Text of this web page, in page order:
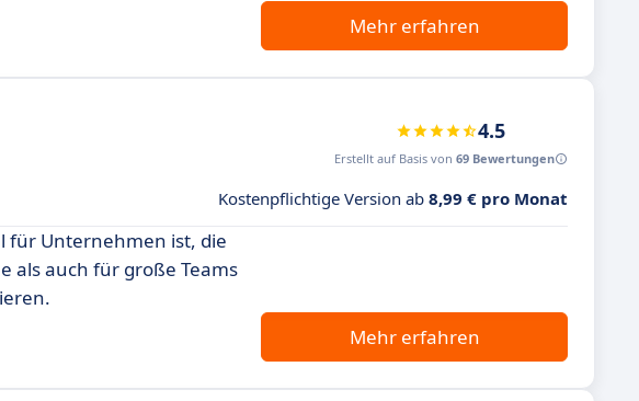
Mehr erfahren
4.5
Erstellt auf Basis von 69 Bewertungen
Kostenpflichtige Version ab 8,99 € pro Monat
für Unternehmen ist, die
als auch für große Teams
Mehr erfahren